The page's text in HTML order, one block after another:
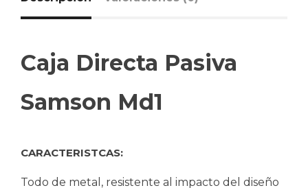
Caja Directa Pasiva
Samson Md1
CARACTERISTCAS:
Todo de metal, resistente al impacto del diseño